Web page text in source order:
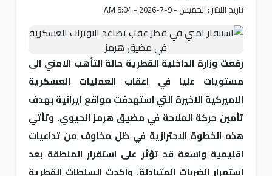
تاريخ النشر : الخميس - 9-7-2026 - 5:04 AM
رفعت وزارة الداخلية القطرية حالة التأهب الامني الى
مستويات عليا في اعقاب العمليات العسكرية
الاميركية الاخيرة التي استهدفت مواقع ايرانية بهدف
تأمين حركة الملاحة في مضيق هرمز الحيوي. وتأتي
هذه الخطوة الاحترازية في ظل مخاوف من تداعيات
اقليمية واسعة قد تؤثر على استقرار المنطقة بعد
استمرار الضربات المتبادلة. واكدت السلطات القطرية